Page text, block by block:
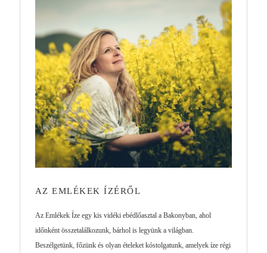
AZ EMLÉKEK ÍZÉRŐL
Az Emlékek Íze egy kis vidéki ebédlőasztal a Bakonyban, ahol
időnként összetalálkozunk, bárhol is legyünk a világban.
Beszélgetünk, főzünk és olyan ételeket kóstolgatunk, amelyek íze régi